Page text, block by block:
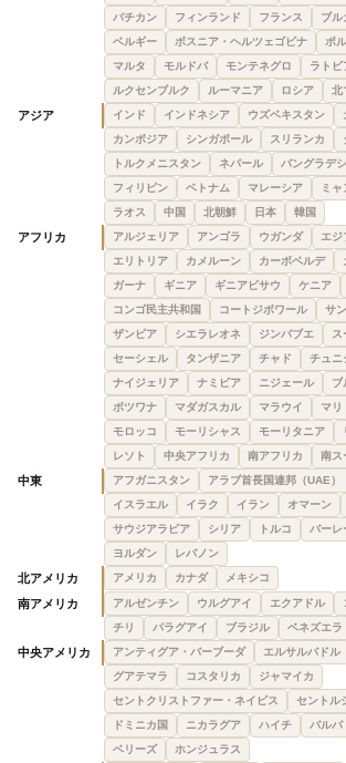
バチカン
フィンランド フランス ブル
ベルギー
ボスニア・ヘルツェゴビナ ポ
マルタ
モルドバ モンテネグロ ラトビ
ルクセンブルク
ルーマニア ロシア 北
アジア インド インドネシア ウズベキスタン
カンボジア
シンガポール スリランカ
トルクメニスタン
ネパール バングラデ
フィリピン
ベトナム マレーシア ミャ
ラオス
中国 北朝鮮 日本 韓国
アフリカ アルジェリア アンゴラ ウガンダ エジ
エリトリア
カメルーン カーボベルデ
ガーナ
ギニア ギニアビサウ ケニア
コンゴ民主共和国
コートジボワール
サ
ザンビア
シエラレオネ ジンバブエ ス
セーシェル
タンザニア チャド チュニ
ナイジェリア
ナミビア ニジェール ブ
ボツワナ
マダガスカル マラウイ マリ
モロッコ
モーリシャス モーリタニア
レソト
中央アフリカ 南アフリカ 南ス
中東 アフガニスタン アラブ首長国連邦（UAE）
イスラエル
イラク イラン オマーン
サウジアラビア
シリア トルコ バーレ
ヨルダン
レバノン
北アメリカ アメリカ カナダ メキシコ
南アメリカ アルゼンチン ウルグアイ エクアドル
チリ
パラグアイ ブラジル ベネズエラ
中央アメリカ アンティグア・バーブーダ エルサルバドル
グアテマラ
コスタリカ
ジャマイカ
セントクリストファー・ネイビス
セントル
ドミニカ国
ニカラグア ハイチ バルバ
ベリーズ
ホンジュラス